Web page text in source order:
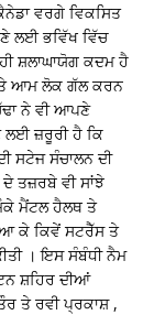
ਵਰਗੇ ਵਿਕਸਿਤ
ਲਈ ਭਵਿੱਖ ਵਿੱਚ
ਸ਼ਲਾਘਾਯੋਗ ਕਦਮ ਹੈ
ਤੇ ਆਮ ਲੋਕ ਗੱਲ ਕਰਨ
ਨੇ ਵੀ ਆਪਣੇ
ਲਈ ਜ਼ਰੂਰੀ ਹੈ ਕਿ
ਸਟੇਜ ਸੰਚਾਲਨ ਦੀ
ਦੇ ਤਜ਼ਰਬੇ ਵੀ ਸਾਂਝੇ
ਮੈਂਟਲ ਹੈਲਥ ਤੇ
ਕੇ ਕਿਵੇਂ ਸਟਰੈੱਸ ਤੇ
। ਇਸ ਸੰਬੰਧੀ ਨੈਮ
ਸ਼ਹਿਰ ਦੀਆਂ
ਤੇ ਰਵੀ ਪ੍ਰਕਾਸ਼ ,